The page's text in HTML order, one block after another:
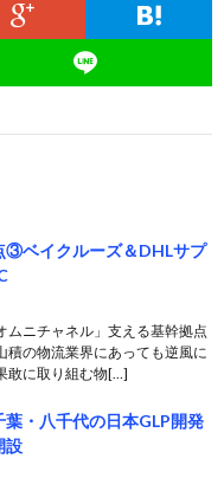
③ベイクルーズ＆DHLサプ
ムニチャネル」支える基幹拠点
積の物流業界にあっても逆風に
敢に取り組む物[…]
・八千代の日本GLP開発
設